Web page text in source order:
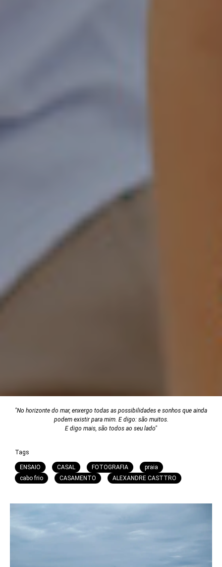
"No horizonte do mar, enxergo todas as possibilidades e sonhos que ainda
podem existir para mim. E digo: são muitos.
E digo mais, são todos ao seu lado"
Tags
ENSAIO CASAL FOTOGRAFIA
praia
cabo frio
CASAMENTO ALEXANDRE CASTTRO